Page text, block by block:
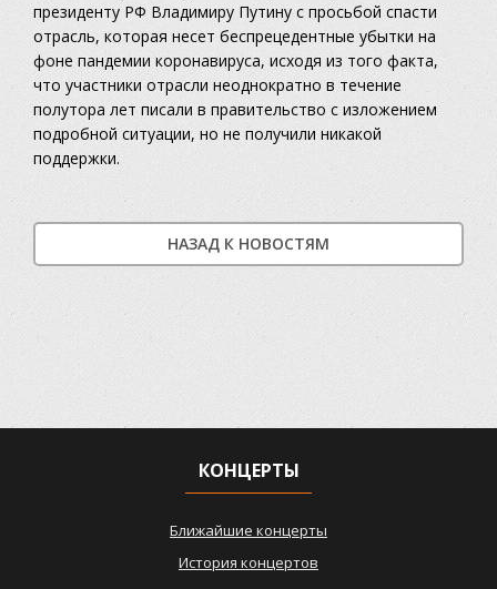
президенту РФ Владимиру Путину с просьбой спасти
отрасль, которая несет беспрецедентные убытки на
фоне пандемии коронавируса, исходя из того факта,
что участники отрасли неоднократно в течение
полутора лет писали в правительство с изложением
подробной ситуации, но не получили никакой
поддержки.
НАЗАД К НОВОСТЯМ
КОНЦЕРТЫ
Ближайшие концерты
История концертов